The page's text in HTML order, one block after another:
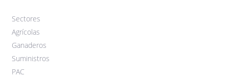
Sectores
Agrícolas
Ganaderos
Suministros
PAC